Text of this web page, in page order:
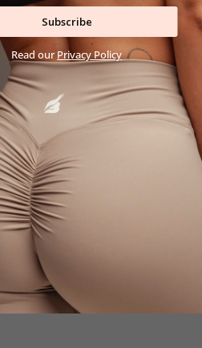
Subscribe
Read ourPrivacy Policy